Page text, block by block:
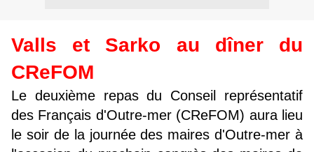
Valls et Sarko au dîner du
CReFOM
Le deuxième repas du Conseil représentatif
des Français d'Outre-mer (CReFOM) aura lieu
le soir de la journée des maires d'Outre-mer à